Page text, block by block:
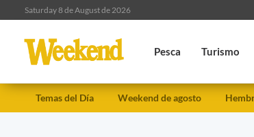
Saturday 8 de August de 2026
Pesca Turismo
Temas del Día Weekend de agosto